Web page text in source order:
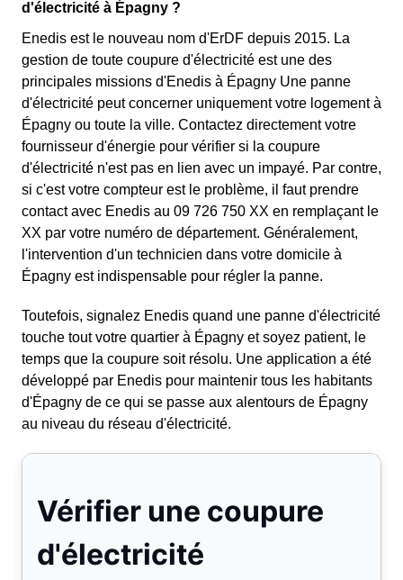
d'électricité à Épagny ?
Enedis est le nouveau nom d'ErDF depuis 2015. La
gestion de toute coupure d'électricité est une des
principales missions d'Enedis à Épagny Une panne
d'électricité peut concerner uniquement votre logement à
Épagny ou toute la ville. Contactez directement votre
fournisseur d'énergie pour vérifier si la coupure
d'électricité n'est pas en lien avec un impayé. Par contre,
si c'est votre compteur est le problème, il faut prendre
contact avec Enedis au 09 726 750 XX en remplaçant le
XX par votre numéro de département. Généralement,
l'intervention d'un technicien dans votre domicile à
Épagny est indispensable pour régler la panne.
Toutefois, signalez Enedis quand une panne d'électricité
touche tout votre quartier à Épagny et soyez patient, le
temps que la coupure soit résolu. Une application a été
développé par Enedis pour maintenir tous les habitants
d'Épagny de ce qui se passe aux alentours de Épagny
au niveau du réseau d'électricité.